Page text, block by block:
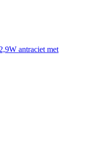
antraciet met